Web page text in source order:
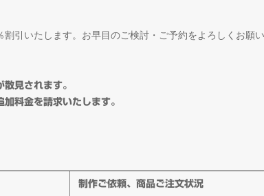
引いたします。お早目のご検討・ご予約をよろしくお願い
見されます。
料金を請求いたします。
制作ご依頼、商品ご注文状況